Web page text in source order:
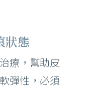
狀態
療，幫助皮
彈性，必須